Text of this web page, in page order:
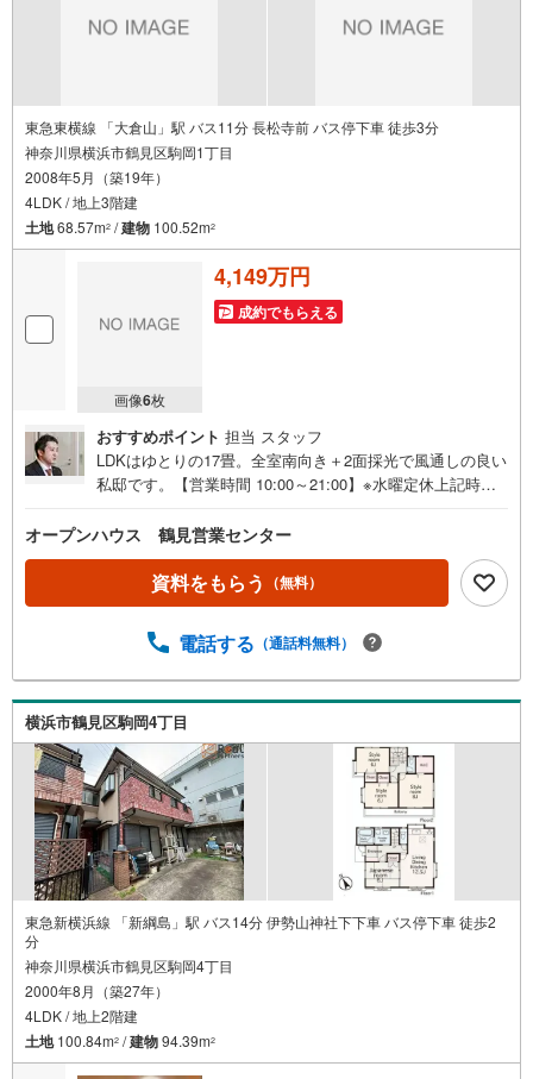
東急東横線 「大倉山」駅 バス11分 長松寺前 バス停下車 徒歩3分
神奈川県横浜市鶴見区駒岡1丁目
2008年5月（築19年）
4LDK / 地上3階建
土地68.57m2 /建物 100.52m2
画像6枚
4,149万円
成約でもらえる
おすすめポイント 担当 スタッフ
LDKはゆとりの17畳。全室南向き＋2面採光で風通しの良い
私邸です。【営業時間 10:00～21:00】※水曜定休上記時間
連絡ください！現地を見学される場合は「室内・現地を見
学する（無料）」ボタンよりご希望の日時をご記入いただ
けますとスムーズにご案内が可能です。◎現地のご案内に
ついて・平日や夜遅い時間帯もご案内が可能 ※定休日を除
ます。・車でご自宅や最寄り駅等、ご指定の場所まで送迎
P相談会 無料物件のご紹介だけでなく住宅ローン・資金
のご相談、まずは家探しについて話を聞きたいという方も
大歓迎です！年間8000棟以上の限定物件を発表しているオ
ープンハウスだから出会える物件が多数ございます。ぜひ
お気軽にご連絡・ご相談ください！※限定物件:当社のみ、
もしくは当社を含めた数社でのみご紹介可能なオープンハ
ウス・ディベロップメントの物件
オープンハウス 鶴見営業センター
資料をもらう （無料）
電話する （通話料無料）
横浜市鶴見区駒岡4丁目
東急新横浜線 「新綱島」駅 バス14分 伊勢山神社下下車 バス停下車 徒歩2
分
神奈川県横浜市鶴見区駒岡4丁目
2000年8月（築27年）
4LDK / 地上2階建
土地100.84m2 /建物94.39m2